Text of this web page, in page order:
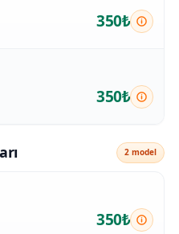
350₺
350₺
2 model
350₺